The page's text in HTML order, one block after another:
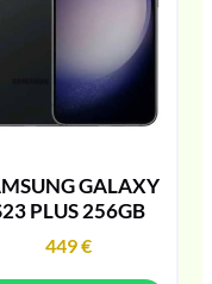
GALAXY
PLUS 256GB
449€